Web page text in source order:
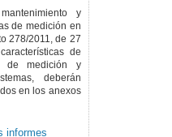
y
de medición en
278/2011, de 27
de
de medición y
deberán
en los anexos
informes